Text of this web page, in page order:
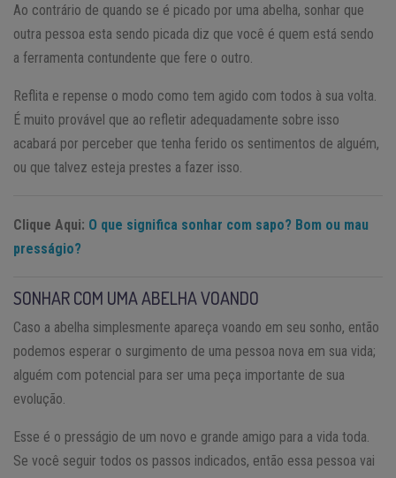
Ao contrário de quando se é picado por uma abelha, sonhar que
outra pessoa esta sendo picada diz que você é quem está sendo
a ferramenta contundente que fere o outro.
Reflita e repense o modo como tem agido com todos à sua volta.
É muito provável que ao refletir adequadamente sobre isso
acabará por perceber que tenha ferido os sentimentos de alguém,
ou que talvez esteja prestes a fazer isso.
Clique Aqui: O que significa sonhar com sapo? Bom ou mau
presságio?
SONHAR COM UMA ABELHA VOANDO
Caso a abelha simplesmente apareça voando em seu sonho, então
podemos esperar o surgimento de uma pessoa nova em sua vida;
alguém com potencial para ser uma peça importante de sua
evolução.
Esse é o presságio de um novo e grande amigo para a vida toda.
Se você seguir todos os passos indicados, então essa pessoa vai